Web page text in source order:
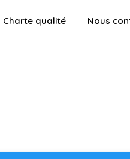
Charte qualité Nous